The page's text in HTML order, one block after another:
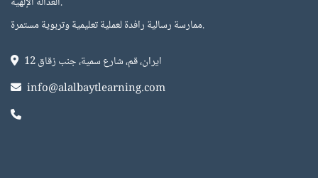
ﻣﻤﺎرﺳﺔ رﺳﺎﻟﻴﺔ راﻓﺪة ﻟﻌﻤﻠﻴﺔ ﺗﻌﻠﻴﻤﻴﺔ وﺗﺮﺑﻮﻳﺔ ﻣﺴﺘﻤﺮة.
ايران، قم، شارع سمية، جنب زقاق 12
info@alalbaytlearning.com